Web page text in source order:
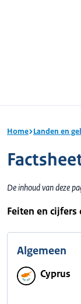
Home Landen en
De inhoud van deze
Feiten en cijfers
Algemeen
Cyprus